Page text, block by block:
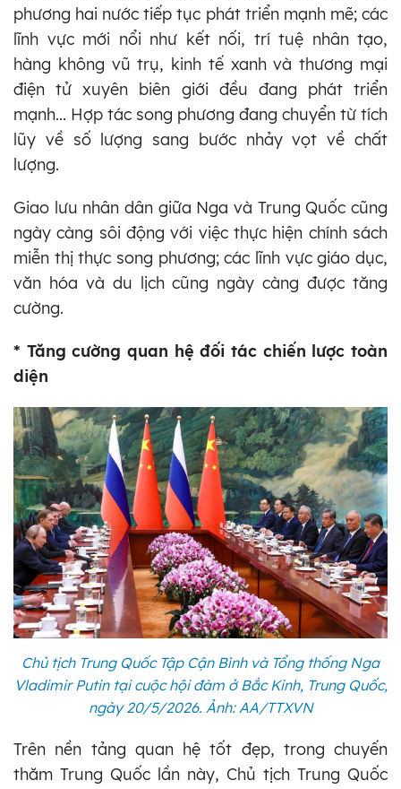
phương hai nước tiếp tục phát triển mạnh mẽ; các
lĩnh vực mới nổi như kết nối, trí tuệ nhân tạo,
hàng không vũ trụ, kinh tế xanh và thương mại
điện tử xuyên biên giới đều đang phát triển
mạnh... Hợp tác song phương đang chuyển từ tích
lũy về số lượng sang bước nhảy vọt về chất
lượng.
Giao lưu nhân dân giữa Nga và Trung Quốc cũng
ngày càng sôi động với việc thực hiện chính sách
miễn thị thực song phương; các lĩnh vực giáo dục,
văn hóa và du lịch cũng ngày càng được tăng
cường.
* Tăng cường quan hệ đối tác chiến lược toàn
diện
Chủ tịch Trung Quốc Tập Cận Bình và Tổng thống Nga
Vladimir Putin tại cuộc hội đàm ở Bắc Kinh, Trung Quốc,
ngày 20/5/2026. Ảnh: AA/TTXVN
Trên nền tảng quan hệ tốt đẹp, trong chuyến
thăm Trung Quốc lần này, Chủ tịch Trung Quốc